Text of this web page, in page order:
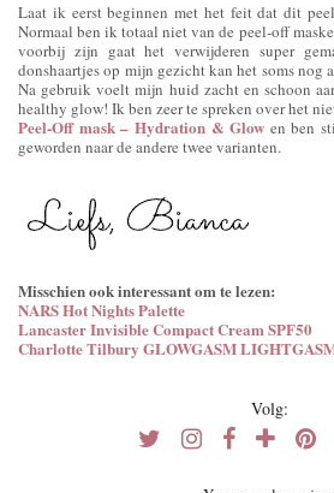
Laat ik eerst beginnen met het feit dat dit
Normaal ben ik totaal niet van de peel-off
voorbij zijn gaat het verwijderen super
donshaartjes op mijn gezicht kan het soms nog
Na gebruik voelt mijn huid zacht en schoon
healthy glow! Ik ben zeer te spreken over het
Peel-Off mask – Hydration & Glow en ben
geworden naar de andere twee varianten.
Misschien ook interessant om te lezen:
NARS Hot Nights Palette
Lancaster Invisible Compact Cream SPF50
Charlotte Tilbury GLOWGASM
Volg: